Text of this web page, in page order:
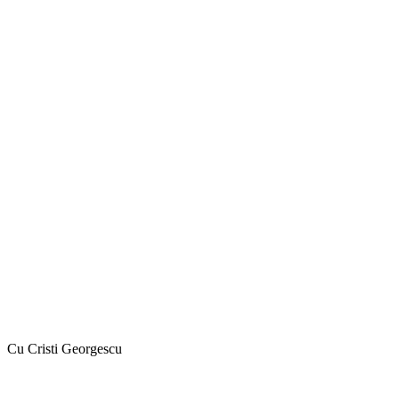
Cu Cristi Georgescu